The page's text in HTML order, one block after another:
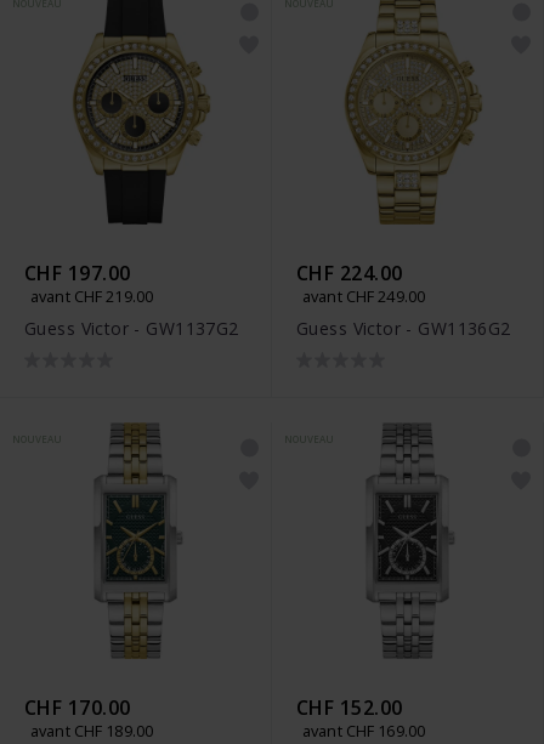
NOUVEAU
CHF 197.00
avant CHF 219.00
Guess Victor - GW1137G2
NOUVEAU
CHF 224.00
avant CHF 249.00
Guess Victor - GW1136G2
CHF 170.00
avant CHF 189.00
CHF 152.00
avant CHF 169.00